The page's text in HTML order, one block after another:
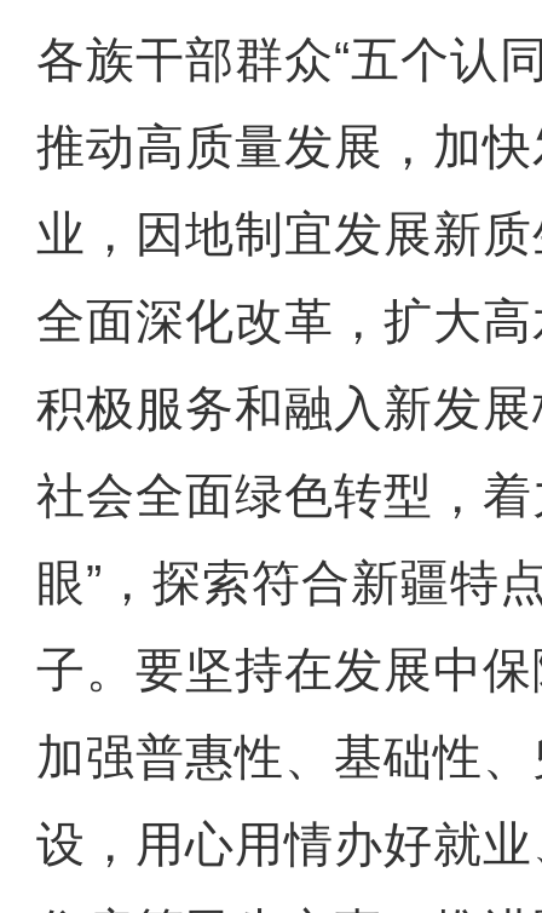
各族干部群众“五个认
推动高质量发展，加
业，因地制宜发展新
全面深化改革，扩大
积极服务和融入新发
社会全面绿色转型，
眼”，探索符合新疆特
子。要坚持在发展中
加强普惠性、基础性
设，用心用情办好就